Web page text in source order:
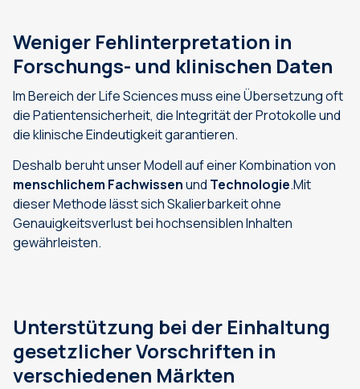
Weniger Fehlinterpretation in
Forschungs- und klinischen Daten
Im Bereich der Life Sciences muss eine Übersetzung oft
die Patientensicherheit, die Integrität der Protokolle und
die klinische Eindeutigkeit garantieren.
Deshalb beruht unser Modell auf einer Kombination von
menschlichem Fachwissenund Technologie.Mit
dieser Methode lässt sich Skalierbarkeit ohne
Genauigkeitsverlust bei hochsensiblen Inhalten
gewährleisten.
Unterstützung bei der Einhaltung
gesetzlicher Vorschriften in
verschiedenen Märkten